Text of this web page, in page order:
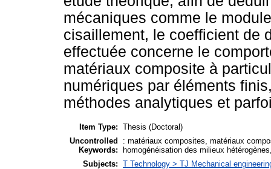
mécaniques comme le
cisaillement, le coefficient de
effectuée concerne le
matériaux composite à
numériques par éléments
méthodes analytiques et
Item Type: Thesis (Doctoral)
Uncontrolled
Keywords:
: matériaux composites, matériaux
homogénéisation des milieux
Subjects: T Technology > TJ Mechanical